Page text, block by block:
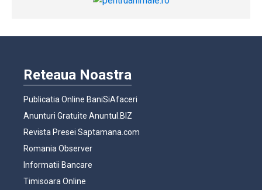
Reteaua Noastra
Publicatia Online BaniSiAfaceri
Anunturi Gratuite Anuntul.BIZ
Revista Presei Saptamana.com
Romania Observer
Informatii Bancare
Timisoara Online